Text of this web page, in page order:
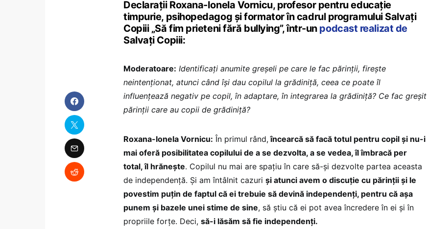
Declarații Roxana-Ionela Vornicu, profesor pentru educație
timpurie, psihopedagog și formator în cadrul programului Salvați
Copiii „Să fim prieteni fără bullying”, într-unpodcast realizat de
Salvați Copiii:
Moderatoare: Identificați anumite greșeli pe care le fac părinții, firește
neintenționat, atunci când își dau copilul la grădiniță, ceea ce poate îl
influențează negativ pe copil, în adaptare, în integrarea la grădiniță? Ce fac greșit
părinții care au copii de grădiniță?
Roxana-Ionela Vornicu: În primul rând,încearcă să facă totul pentru copil și nu-i
mai oferă posibilitatea copilului de a se dezvolta, a se vedea, îl îmbracă per
total, îl hrănește. Copilul nu mai are spațiu în care să-și dezvolte partea aceasta
de independență. Și am întâlnit cazuri și atunci avem o discuție cu părinții și le
povestim puțin de faptul că ei trebuie să devină independenți, pentru că așa
punem și bazele unei stime de sine, să știu că ei pot avea încredere în ei și în
propriile forțe. Deci, să-i lăsăm să fie independenți.